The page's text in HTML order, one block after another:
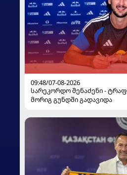
09:48/07-08-2026
სარეკორდო შენაძენი -
მორიგ გუნდში გადავიდა